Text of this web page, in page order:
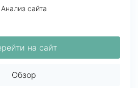
Анализ сайта
на сайт
Обзор